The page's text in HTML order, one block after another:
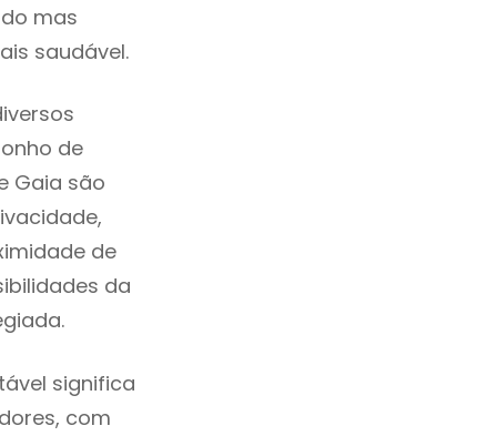
mas
saudável.
de
Gaia são
de
da
significa
com